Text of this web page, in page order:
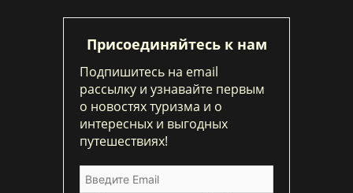
Присоединяйтесь к нам
Подпишитесь на email
рассылку и узнавайте первым
о новостях туризма и о
интересных и выгодных
путешествиях!